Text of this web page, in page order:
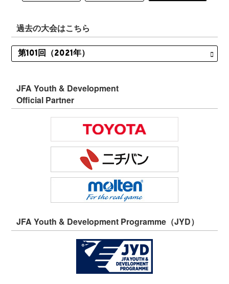
過去の大会はこちら
JFA Youth & Development
Official Partner
JFA Youth & Development Programme（JYD）